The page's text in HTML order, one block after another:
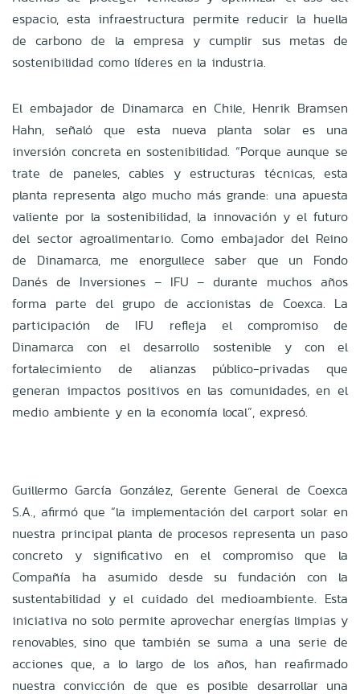
espacio, esta infraestructura permite reducir la huella
de carbono de la empresa y cumplir sus metas de
sostenibilidad como líderes en la industria.
El embajador de Dinamarca en Chile, Henrik Bramsen
Hahn, señaló que esta nueva planta solar es una
inversión concreta en sostenibilidad. “Porque aunque se
trate de paneles, cables y estructuras técnicas, esta
planta representa algo mucho más grande: una apuesta
valiente por la sostenibilidad, la innovación y el futuro
del sector agroalimentario. Como embajador del Reino
de Dinamarca, me enorgullece saber que un Fondo
Danés de Inversiones – IFU – durante muchos años
forma parte del grupo de accionistas de Coexca. La
participación de IFU refleja el compromiso de
Dinamarca con el desarrollo sostenible y con el
fortalecimiento de alianzas público-privadas que
generan impactos positivos en las comunidades, en el
medio ambiente y en la economía local”, expresó.
Guillermo García González, Gerente General de Coexca
S.A., afirmó que “la implementación del carport solar en
nuestra principal planta de procesos representa un paso
concreto y significativo en el compromiso que la
Compañía ha asumido desde su fundación con la
sustentabilidad y el cuidado del medioambiente. Esta
iniciativa no solo permite aprovechar energías limpias y
renovables, sino que también se suma a una serie de
acciones que, a lo largo de los años, han reafirmado
nuestra convicción de que es posible desarrollar una